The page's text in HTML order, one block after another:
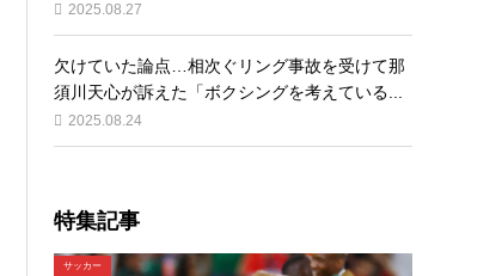
2025.08.27
欠けていた論点…相次ぐリング事故を受けて那
須川天心が訴えた「ボクシングを考えている...
2025.08.24
特集記事
サッカー